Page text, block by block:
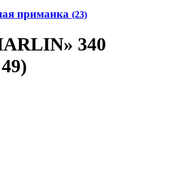
приманка (23)
340